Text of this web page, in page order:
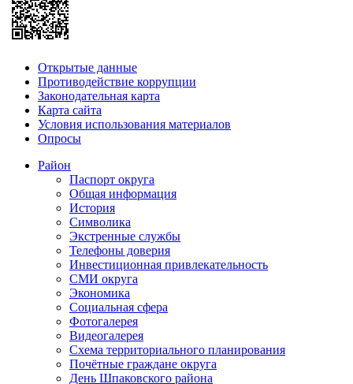
Открытые данные
Противодействие коррупции
Законодательная карта
Карта сайта
Условия использования материалов
Опросы
Район
Паспорт округа
Общая информация
История
Символика
Экстренные службы
Телефоны доверия
Инвестиционная привлекательность
СМИ округа
Экономика
Социальная сфера
Фотогалерея
Видеогалерея
Схема территориального планирования
Почётные граждане округа
День Шпаковского района